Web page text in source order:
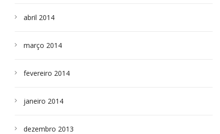
abril 2014
março 2014
fevereiro 2014
janeiro 2014
dezembro 2013